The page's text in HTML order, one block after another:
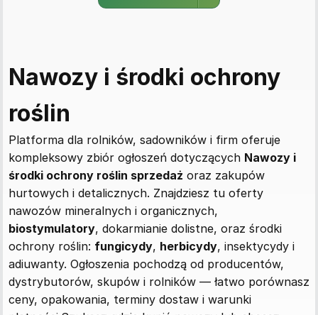
Nawozy i środki ochrony
roślin
Platforma dla rolników, sadowników i firm oferuje
kompleksowy zbiór ogłoszeń dotyczących Nawozy i
środki ochrony roślin sprzedaż oraz zakupów
hurtowych i detalicznych. Znajdziesz tu oferty
nawozów mineralnych i organicznych,
biostymulatory, dokarmianie dolistne, oraz środki
ochrony roślin: fungicydy, herbicydy, insektycydy i
adiuwanty. Ogłoszenia pochodzą od producentów,
dystrybutorów, skupów i rolników — łatwo porównasz
ceny, opakowania, terminy dostaw i warunki